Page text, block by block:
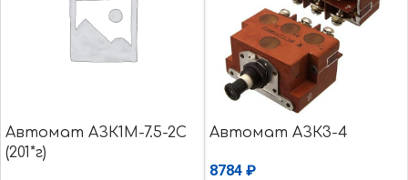
Автомат АЗК1М-7.5-2С
(201*г)
Автомат АЗК3-4
8784 ₽